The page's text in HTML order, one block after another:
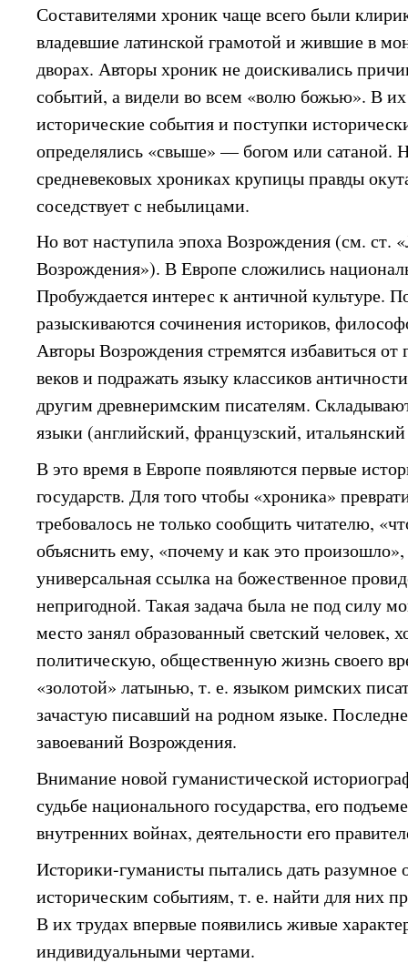
Составителями хроник чаще всего были
владевшие латинской грамотой и жившие в
дворах. Авторы хроник не доискивались
событий, а видели во всем «волю божью». В
исторические события и поступки
определялись «свыше» — богом или сатаной.
средневековых хрониках крупицы правды
соседствует с небылицами.
Но вот наступила эпоха Возрождения (см. ст.
Возрождения»). В Европе сложились
Пробуждается интерес к античной культуре.
разыскиваются сочинения историков,
Авторы Возрождения стремятся избавиться
веков и подражать языку классиков
другим древнеримским писателям.
языки (английский, французский,
В это время в Европе появляются первые
государств. Для того чтобы «хроника»
требовалось не только сообщить читателю,
объяснить ему, «почему и как это произошло»,
универсальная ссылка на божественное
непригодной. Такая задача была не под силу
место занял образованный светский
политическую, общественную жизнь своего
«золотой» латынью, т. е. языком римских
зачастую писавший на родном языке.
завоеваний Возрождения.
Внимание новой гуманистической
судьбе национального государства, его
внутренних войнах, деятельности его
Историки-гуманисты пытались дать разумное
историческим событиям, т. е. найти для них
В их трудах впервые появились живые
индивидуальными чертами.